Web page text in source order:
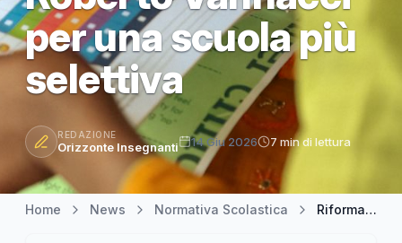
per una scuola più
selettiva
REDAZIONE
Orizzonte Insegnanti 14 Giu 2026 7 min di lettura
Home News Normativa Scolastica Riforma scolastica e libretto di lavoro: la proposta di Roberto Vannacci per una scuola più selettiva